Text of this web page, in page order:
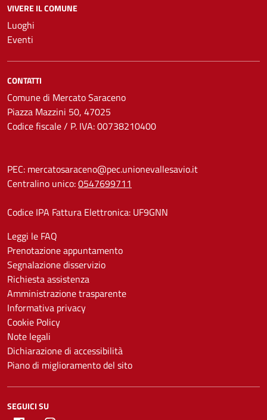
VIVERE IL COMUNE
Luoghi
Eventi
CONTATTI
Comune di Mercato Saraceno
Piazza Mazzini 50, 47025
Codice fiscale / P. IVA: 00738210400
PEC: mercatosaraceno@pec.unionevallesavio.it
Centralino unico:0547699711
Codice IPA Fattura Elettronica: UF9GNN
Leggi le FAQ
Prenotazione appuntamento
Segnalazione disservizio
Richiesta assistenza
Amministrazione trasparente
Informativa privacy
Cookie Policy
Note legali
Dichiarazione di accessibilità
Piano di miglioramento del sito
SEGUICI SU